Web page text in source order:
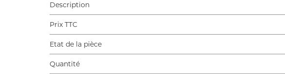
Description
Prix TTC
Etat de la pièce
Quantité